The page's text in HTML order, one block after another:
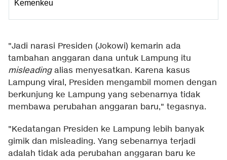
Kemenkeu
"Jadi narasi Presiden (Jokowi) kemarin ada
tambahan anggaran dana untuk Lampung itu
misleadingalias menyesatkan. Karena kasus
Lampung viral, Presiden mengambil momen dengan
berkunjung ke Lampung yang sebenarnya tidak
membawa perubahan anggaran baru," tegasnya.
"Kedatangan Presiden ke Lampung lebih banyak
gimik dan misleading. Yang sebenarnya terjadi
adalah tidak ada perubahan anggaran baru ke